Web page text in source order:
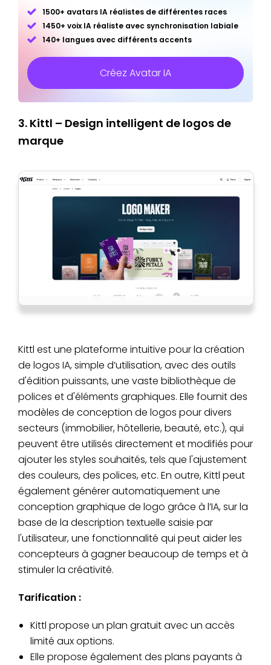
1500+ avatars IA réalistes de différentes races
1450+ voix IA réaliste avec synchronisation labiale
140+ langues avec différents accents
Créez Avatar IA
3. Kittl – Design intelligent de logos de
marque
Kittl est une plateforme intuitive pour la création
de logos IA, simple d’utilisation, avec des outils
d'édition puissants, une vaste bibliothèque de
polices et d'éléments graphiques. Elle fournit des
modèles de conception de logos pour divers
secteurs (immobilier, hôtellerie, beauté, etc.), qui
peuvent être utilisés directement et modifiés pour
ajouter les styles souhaités, tels que l'ajustement
des couleurs, des polices, etc. En outre, Kittl peut
également générer automatiquement une
conception graphique de logo grâce à l’IA, sur la
base de la description textuelle saisie par
l'utilisateur, une fonctionnalité qui peut aider les
concepteurs à gagner beaucoup de temps et à
stimuler la créativité.
Tarification :
Kittl propose un plan gratuit avec un accès
limité aux options.
Elle propose également des plans payants à